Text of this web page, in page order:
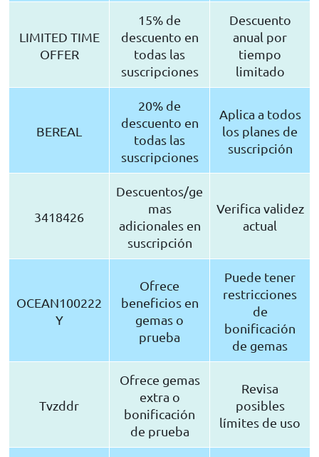
LIMITED TIME
OFFER
15% de
descuento en
todas las
suscripciones
Descuento
anual por
tiempo
limitado
BEREAL
20% de
descuento en
todas las
suscripciones
Aplica a todos
los planes de
suscripción
3418426
Descuentos/ge
mas
adicionales en
suscripción
Verifica validez
actual
OCEAN100222
Y
Ofrece
beneficios en
gemas o
prueba
Puede tener
restricciones
de
bonificación
de gemas
Tvzddr
Ofrece gemas
extra o
bonificación
de prueba
Revisa
posibles
límites de uso